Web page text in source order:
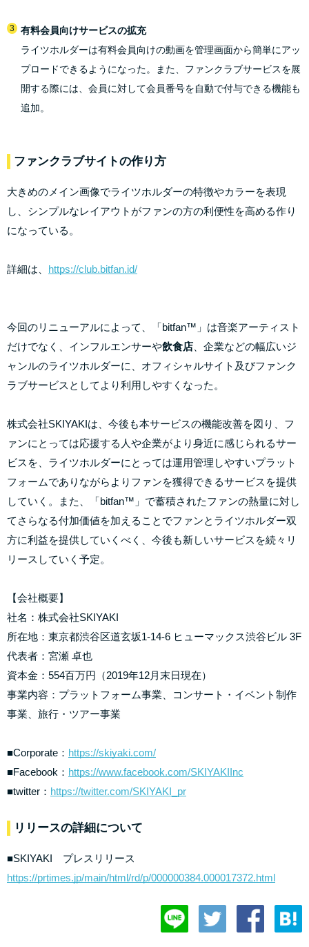
有料会員向けサービスの拡充
ライツホルダーは有料会員向けの動画を管理画面から簡単にアッ
プロードできるようになった。また、ファンクラブサービスを展
開する際には、会員に対して会員番号を自動で付与できる機能も
追加。
ファンクラブサイトの作り方
大きめのメイン画像でライツホルダーの特徴やカラーを表現
し、シンプルなレイアウトがファンの方の利便性を高める作り
になっている。
詳細は、 https://club.bitfan.id/
今回のリニューアルによって、「bitfan™️」は音楽アーティスト
だけでなく、インフルエンサーや飲食店 、企業などの幅広いジ
ャンルのライツホルダーに、オフィシャルサイト及びファンク
ラブサービスとしてより利用しやすくなった。
株式会社SKIYAKIは、今後も本サービスの機能改善を図り、フ
ァンにとっては応援する人や企業がより身近に感じられるサー
ビスを、ライツホルダーにとっては運用管理しやすいプラット
フォームでありながらよりファンを獲得できるサービスを提供
していく。また、「bitfan™️」で蓄積されたファンの熱量に対し
てさらなる付加価値を加えることでファンとライツホルダー双
方に利益を提供していくべく、今後も新しいサービスを続々リ
リースしていく予定。
【会社概要】
社名：株式会社SKIYAKI
所在地：東京都渋谷区道玄坂1-14-6 ヒューマックス渋谷ビル 3F
代表者：宮瀬 卓也
資本金：554百万円（2019年12月末日現在）
事業内容：プラットフォーム事業、コンサート・イベント制作
事業、旅行・ツアー事業
■Corporate： https://skiyaki.com/
■Facebook： https://www.facebook.com/SKIYAKIInc
■twitter： https://twitter.com/SKIYAKI_pr
リリースの詳細について
■SKIYAKI プレスリリース
https://prtimes.jp/main/html/rd/p/000000384.000017372.html